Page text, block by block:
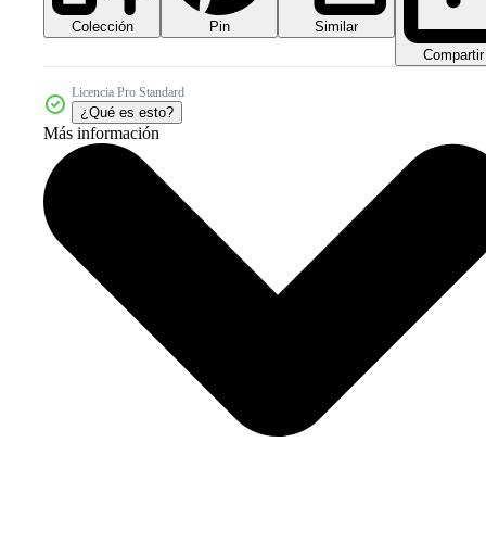
Colección Pin
Similar
Compartir
Licencia Pro Standard
¿Qué es esto?
Más información